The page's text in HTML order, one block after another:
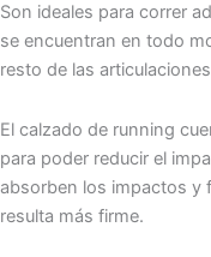
Son ideales para correr
se encuentran en todo
resto de las
El calzado de running
para poder reducir el
absorben los impactos y
resulta más firme.